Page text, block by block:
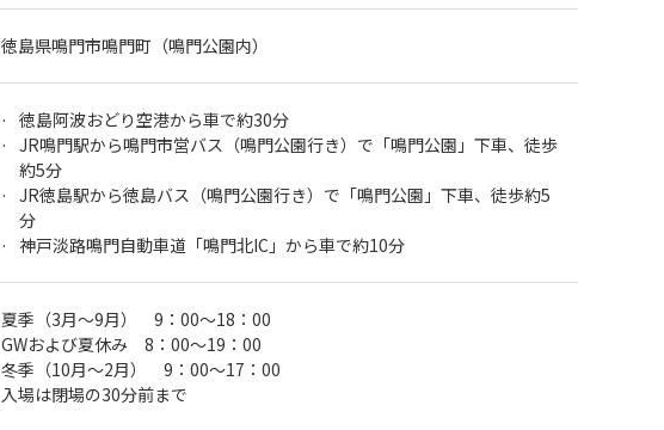
徳島県鳴門市鳴門町（鳴門公園内）
徳島阿波おどり空港から車で約30分
JR鳴門駅から鳴門市営バス（鳴門公園行き）で「鳴門公園」下車、徒歩
約5分
JR徳島駅から徳島バス（鳴門公園行き）で「鳴門公園」下車、徒歩約5
分
神戸淡路鳴門自動車道「鳴門北IC」から車で約10分
夏季（3月～9月） 9：00～18：00
GWおよび夏休み 8：00～19：00
冬季（10月～2月） 9：00～17：00
入場は閉場の30分前まで